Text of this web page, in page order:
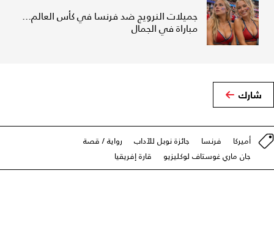
جميلات النرويج ضد فرنسا في كأس العالم...
مباراة في الجمال
شارك
أميركا فرنسا جائزة نوبل للآداب
رواية / قصة
جان ماري غوستاف لوكليزيو
قارة إفريقيا